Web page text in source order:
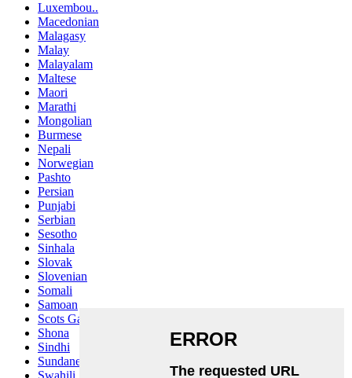
Luxembou..
Macedonian
Malagasy
Malay
Malayalam
Maltese
Maori
Marathi
Mongolian
Burmese
Nepali
Norwegian
Pashto
Persian
Punjabi
Serbian
Sesotho
Sinhala
Slovak
Slovenian
Somali
Samoan
Scots Gaelic
Shona
Sindhi
Sundanese
Swahili